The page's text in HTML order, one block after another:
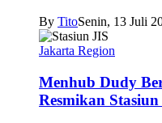
By TitoSenin, 13 Juli
Jakarta Region
Menhub Dudy
Resmikan